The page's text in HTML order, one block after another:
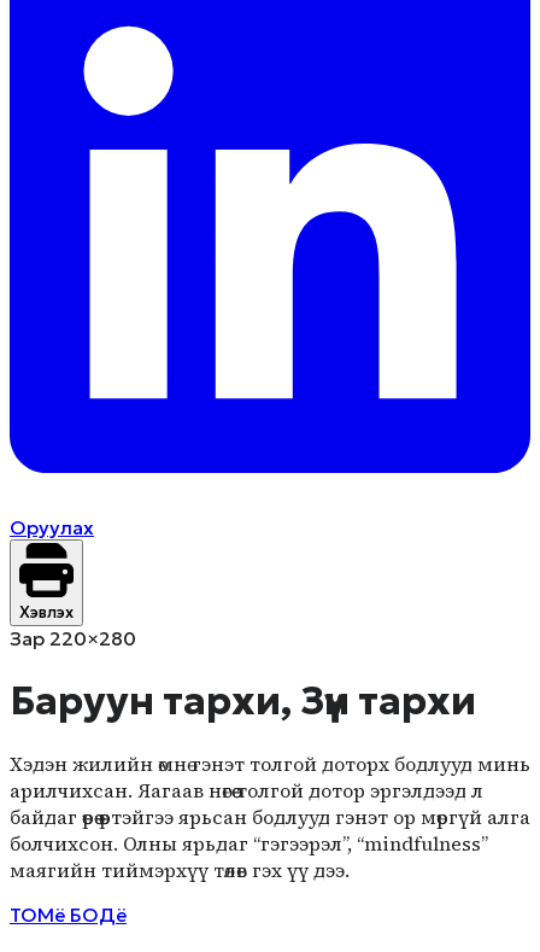
Оруулах
Хэвлэх
Зар 220×280
Баруун тархи, Зүүн тархи
Хэдэн жилийн өмнө гэнэт толгой доторх бодлууд минь
арилчихсан. Яагаав нөгөө толгой дотор эргэлдээд л
байдаг өөрөө өөртэйгээ ярьсан бодлууд гэнэт ор мөргүй алга
болчихсон. Олны ярьдаг “гэгээрэл”, “mindfulness”
маягийн тиймэрхүү төлөв гэх үү дээ.
ТОМё БОДё